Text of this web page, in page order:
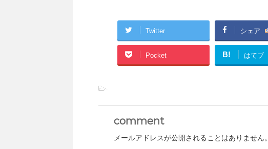
Twitter シェア
Pocket B! はてブ
-
comment
メールアドレスが公開されることはありません。